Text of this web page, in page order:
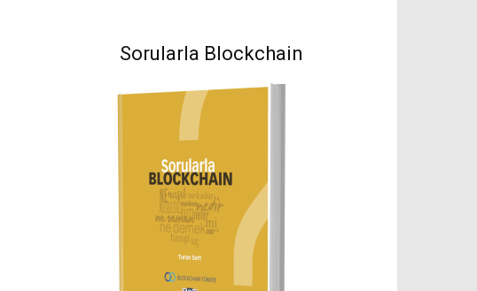
Sorularla Blockchain